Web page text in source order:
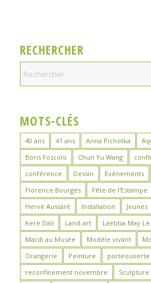
RECHERCHER
MOTS-CLÉS
40 ans 41 ans Anna Pichotka
Boris Foscolo
Chun Yu Wang
conférence
Dessin Evénements
Florence Bourges
Fête de l'Estampe
Hervé Aussant
Installation Jeunes
Kere Dali
Land-art Laëtitia-May
Mardi au Musée
Modèle vivant
Orangerie
Peinture porteouverte
reconfinement novembre
Sculpture